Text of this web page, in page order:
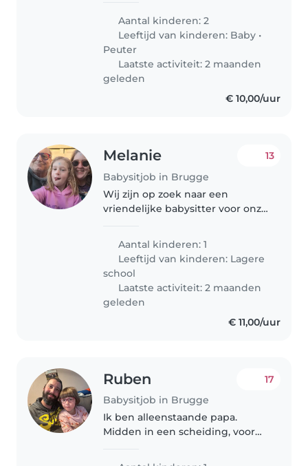
pasgeboren baby en peuter. 💛
We hebben een baby van 4
weken en een peuter van bijna 2
jaar,..
Aantal kinderen: 2
Leeftijd van kinderen: Baby •
Peuter
Laatste activiteit: 2 maanden
geleden
€ 10,00/uur
Melanie
Babysitjob in Brugge
13
Wij zijn op zoek naar een
vriendelijke babysitter voor onze
Hebben iemand nodig als
avondoppas om een keer te
kunnen..
Aantal kinderen: 1
Leeftijd van kinderen: Lagere
school
Laatste activiteit: 2 maanden
geleden
€ 11,00/uur
Ruben
Babysitjob in Brugge
17
Ik ben alleenstaande papa.
Midden in een scheiding, voor
en toe een babysit nodig..